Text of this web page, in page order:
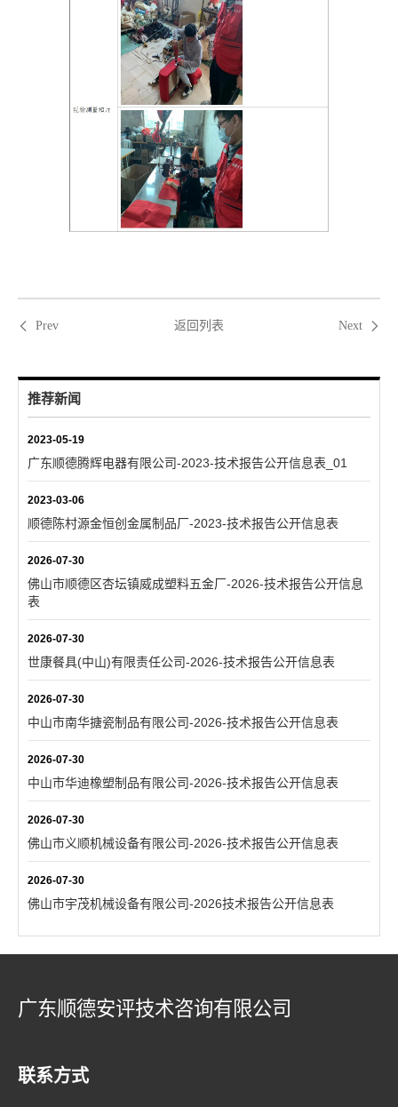
Prev 返回列表 Next
推荐新闻
2023-05-19
广东顺德腾辉电器有限公司-2023-技术报告公开信息表_01
2023-03-06
顺德陈村源金恒创金属制品厂-2023-技术报告公开信息表
2026-07-30
佛山市顺德区杏坛镇威成塑料五金厂-2026-技术报告公开信息
表
2026-07-30
世康餐具(中山)有限责任公司-2026-技术报告公开信息表
2026-07-30
中山市南华搪瓷制品有限公司-2026-技术报告公开信息表
2026-07-30
中山市华迪橡塑制品有限公司-2026-技术报告公开信息表
2026-07-30
佛山市义顺机械设备有限公司-2026-技术报告公开信息表
2026-07-30
佛山市宇茂机械设备有限公司-2026技术报告公开信息表
广东顺德安评技术咨询有限公司
联系方式